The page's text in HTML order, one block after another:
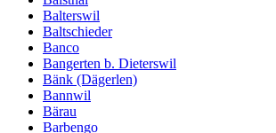
Balterswil
Baltschieder
Banco
Bangerten b. Dieterswil
Bänk (Dägerlen)
Bannwil
Bärau
Barbengo